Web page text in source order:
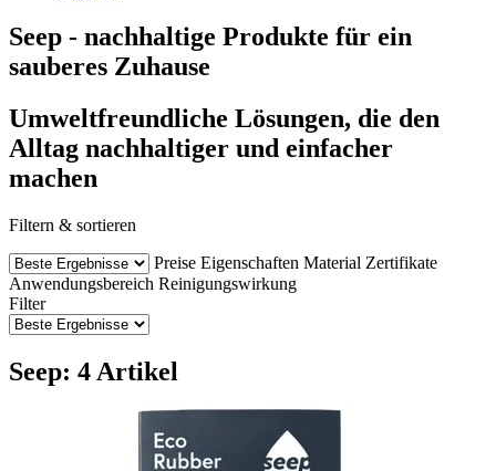
Seep - nachhaltige Produkte für ein
sauberes Zuhause
Umweltfreundliche Lösungen, die den
Alltag nachhaltiger und einfacher
machen
Filtern & sortieren
Preise Eigenschaften Material Zertifikate
Anwendungsbereich Reinigungswirkung
Filter
Seep: 4 Artikel